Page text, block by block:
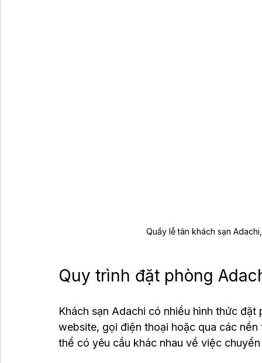
Quầy lễ tân khách sạn
Quy trình đặt phòng
Khách sạn Adachi có nhiều hình thức
website, gọi điện thoại hoặc qua các
thể có yêu cầu khác nhau về việc